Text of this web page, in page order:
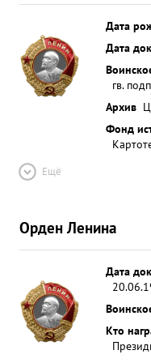
Дата
Дата
гв.
Архив
Фонд
Ещё
Орден Ленина
Дата
Кто